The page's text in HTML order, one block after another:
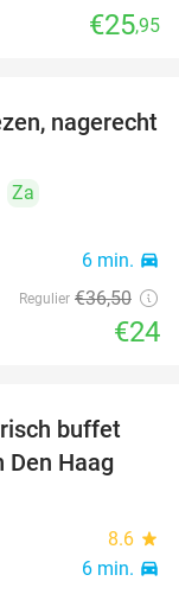
€25,95
34%
nagerecht
Za
6 min. directions_car
Regulier €36,50
€24
31%
buffet
Den Haag
8.6 star
6 min. directions_car